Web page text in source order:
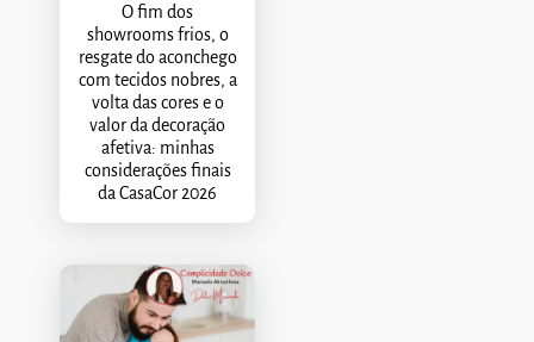
O fim dos
showrooms frios, o
resgate do aconchego
com tecidos nobres, a
volta das cores e o
valor da decoração
afetiva: minhas
considerações finais
da CasaCor 2026